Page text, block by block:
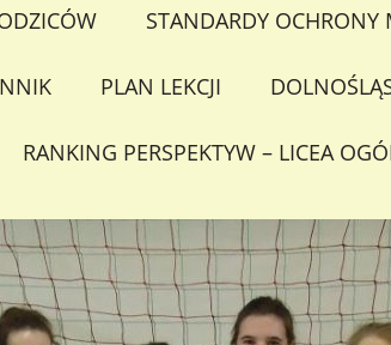
STANDARDY OCHRONY
PLAN LEKCJI
RANKING PERSPEKTYW – LICEA